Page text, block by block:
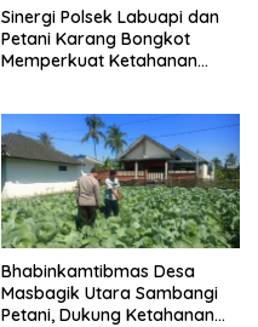
Sinergi Polsek Labuapi dan
Petani Karang Bongkot
Memperkuat Ketahanan
Bhabinkamtibmas Desa
Masbagik Utara Sambangi
Petani, Dukung Ketahanan